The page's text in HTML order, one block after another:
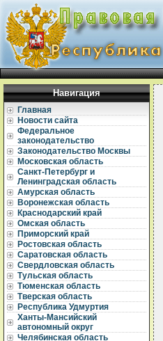
Навигация
Главная
Новости сайта
Федеральное
законодательство
Законодательство Москвы
Московская область
Санкт-Петербург и
Ленинградская область
Амурская область
Воронежская область
Краснодарский край
Омская область
Приморский край
Ростовская область
Саратовская область
Свердловская область
Тульская область
Тюменская область
Тверская область
Республика Удмуртия
Ханты-Мансийский
автономный округ
Челябинская область